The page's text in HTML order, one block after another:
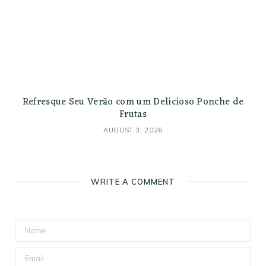
Refresque Seu Verão com um Delicioso Ponche de
Frutas
AUGUST 3, 2026
WRITE A COMMENT